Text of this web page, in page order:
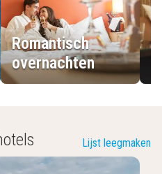
Romantisch
overnachten
Lijst leegmaken